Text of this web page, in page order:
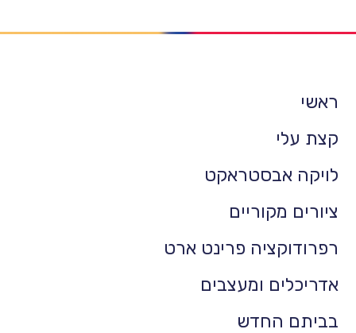
ראשי
קצת עלי
לויקה אבסטראקט
ציורים מקוריים
רפרודוקציה פרינט ארט
אדריכלים ומעצבים
בביתם החדש